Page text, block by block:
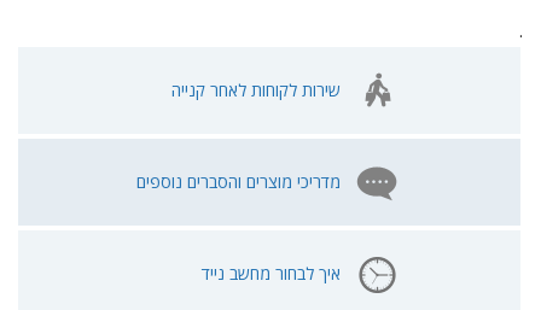
.
שירות לקוחות לאחר קנייה
מדריכי מוצרים והסברים נוספים
איך לבחור מחשב נייד